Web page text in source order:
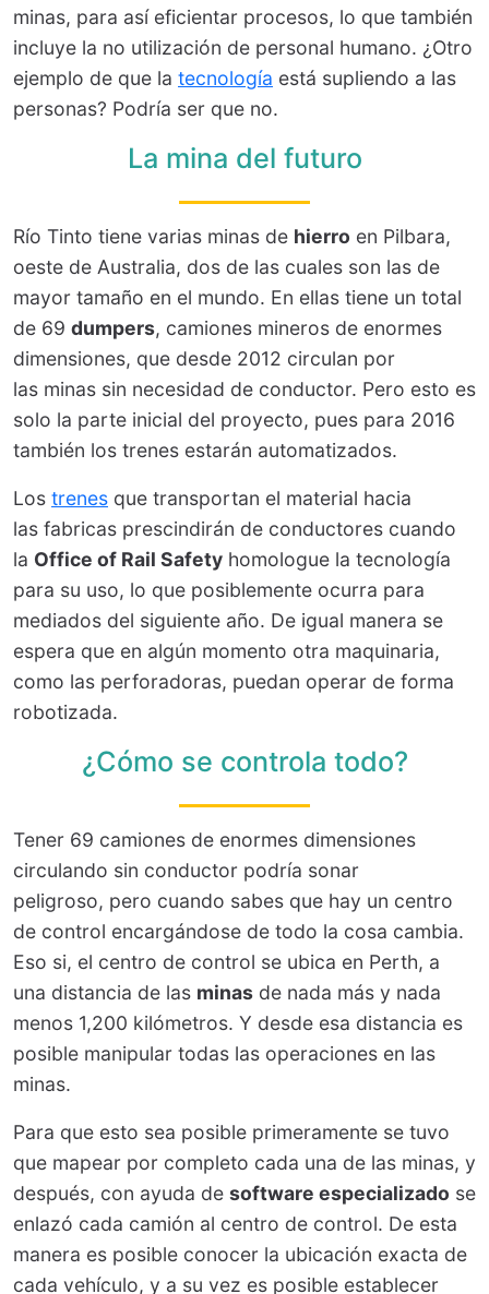
minas, para así eficientar procesos, lo que también
incluye la no utilización de personal humano. ¿Otro
ejemplo de que la tecnología está supliendo a las
personas? Podría ser que no.
La mina del futuro
Río Tinto tiene varias minas de hierro en Pilbara,
oeste de Australia, dos de las cuales son las de
mayor tamaño en el mundo. En ellas tiene un total
de 69 dumpers, camiones mineros de enormes
dimensiones, que desde 2012 circulan por
las minas sin necesidad de conductor. Pero esto es
solo la parte inicial del proyecto, pues para 2016
también los trenes estarán automatizados.
Los trenes que transportan el material hacia
las fabricas prescindirán de conductores cuando
la Office of Rail Safety homologue la tecnología
para su uso, lo que posiblemente ocurra para
mediados del siguiente año. De igual manera se
espera que en algún momento otra maquinaria,
como las perforadoras, puedan operar de forma
robotizada.
¿Cómo se controla todo?
Tener 69 camiones de enormes dimensiones
circulando sin conductor podría sonar
peligroso, pero cuando sabes que hay un centro
de control encargándose de todo la cosa cambia.
Eso si, el centro de control se ubica en Perth, a
una distancia de las minas de nada más y nada
menos 1,200 kilómetros. Y desde esa distancia es
posible manipular todas las operaciones en las
minas.
Para que esto sea posible primeramente se tuvo
que mapear por completo cada una de las minas, y
después, con ayuda de software especializado se
enlazó cada camión al centro de control. De esta
manera es posible conocer la ubicación exacta de
cada vehículo, y a su vez es posible establecer